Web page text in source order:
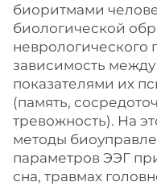
биоритмами
биологической
неврологического
зависимость
показателями их
(память,
тревожность). На
методы
параметров ЭЭГ
сна, травмах